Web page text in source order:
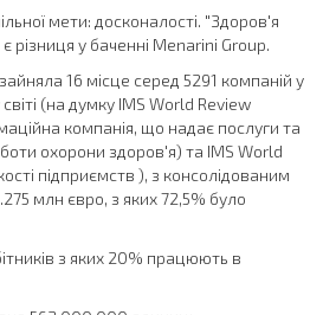
мети: досконалості. "Здоров'я
різниця у баченні Menarini Group.
16 місце серед 5291 компаній у
(на думку IMS World Review
компанія, що надає послуги та
охорони здоров'я) та IMS World
підприємств ), з консолідованим
млн євро, з яких 72,5% було
з яких 20% працюють в